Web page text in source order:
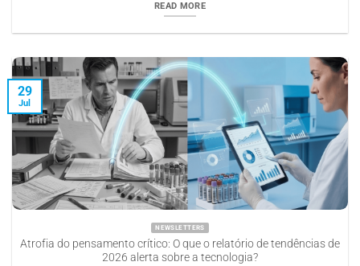
READ MORE
NEWSLETTERS
Atrofia do pensamento crítico: O que o relatório de tendências de
2026 alerta sobre a tecnologia?
29
Jul